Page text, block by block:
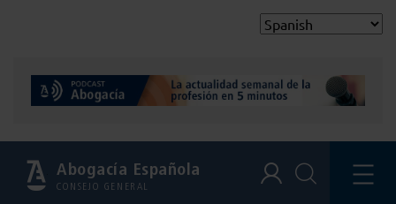
Abogacía Española
CONSEJO GENERAL